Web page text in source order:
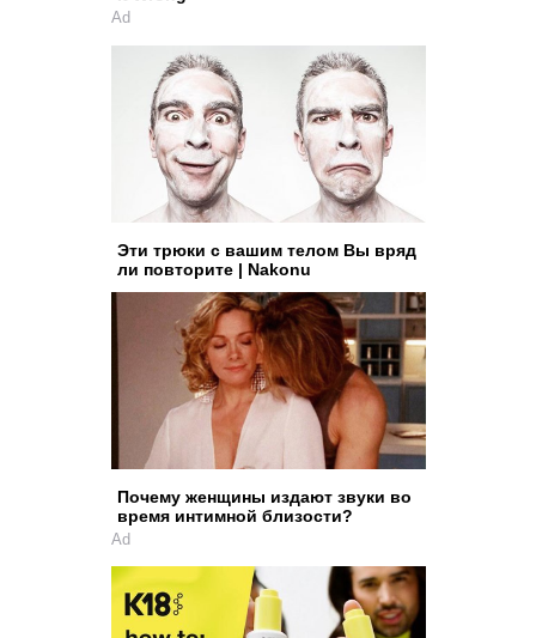
Ad
Эти трюки с вашим телом Вы вряд
ли повторите | Nakonu
Почему женщины издают звуки во
время интимной близости?
Ad